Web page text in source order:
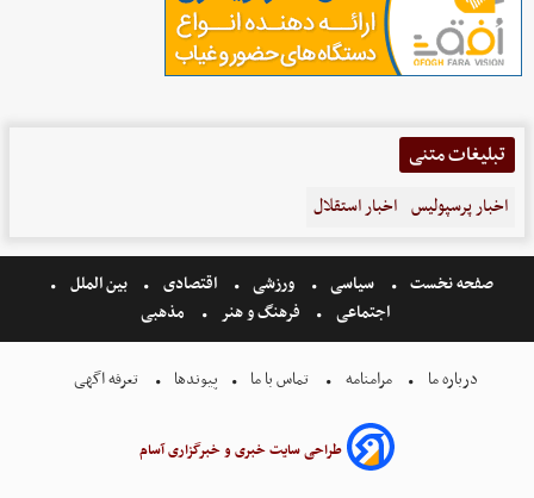
تبلیغات متنی
اخبار پرسپولیس اخبار استقلال
صفحه نخست سیاسی ورزشی اقتصادی
بین الملل
اجتماعی
فرهنگ و هنر مذهبی
درباره ما مرامنامه تماس با ما پیوندها تعرفه اگهی
طراحی سایت خبری و خبرگزاری آسام